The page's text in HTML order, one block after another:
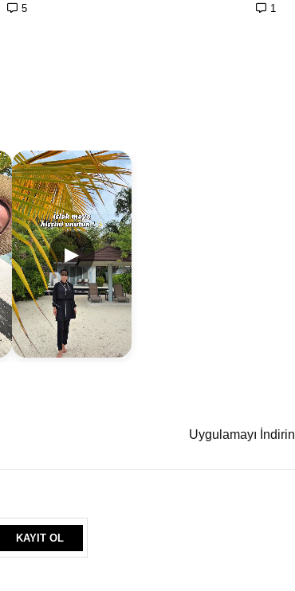
5 1
▶
Uygulamayı İndirin
KAYIT OL